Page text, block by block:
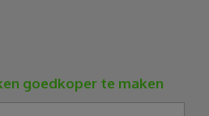
goedkoper te maken